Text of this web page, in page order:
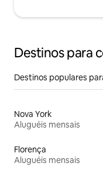
Destinos para
Destinos populares
Nova York
Aluguéis mensais
Florença
Aluguéis mensais